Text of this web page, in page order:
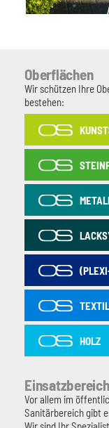
Oberflächen
Wir schützen Ihre
bestehen:
HOLZ
Vor allem im
Sanitärbereich gibt